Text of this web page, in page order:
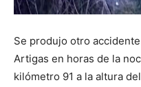
Se produjo otro
Artigas en horas de la
kilómetro 91 a la altura